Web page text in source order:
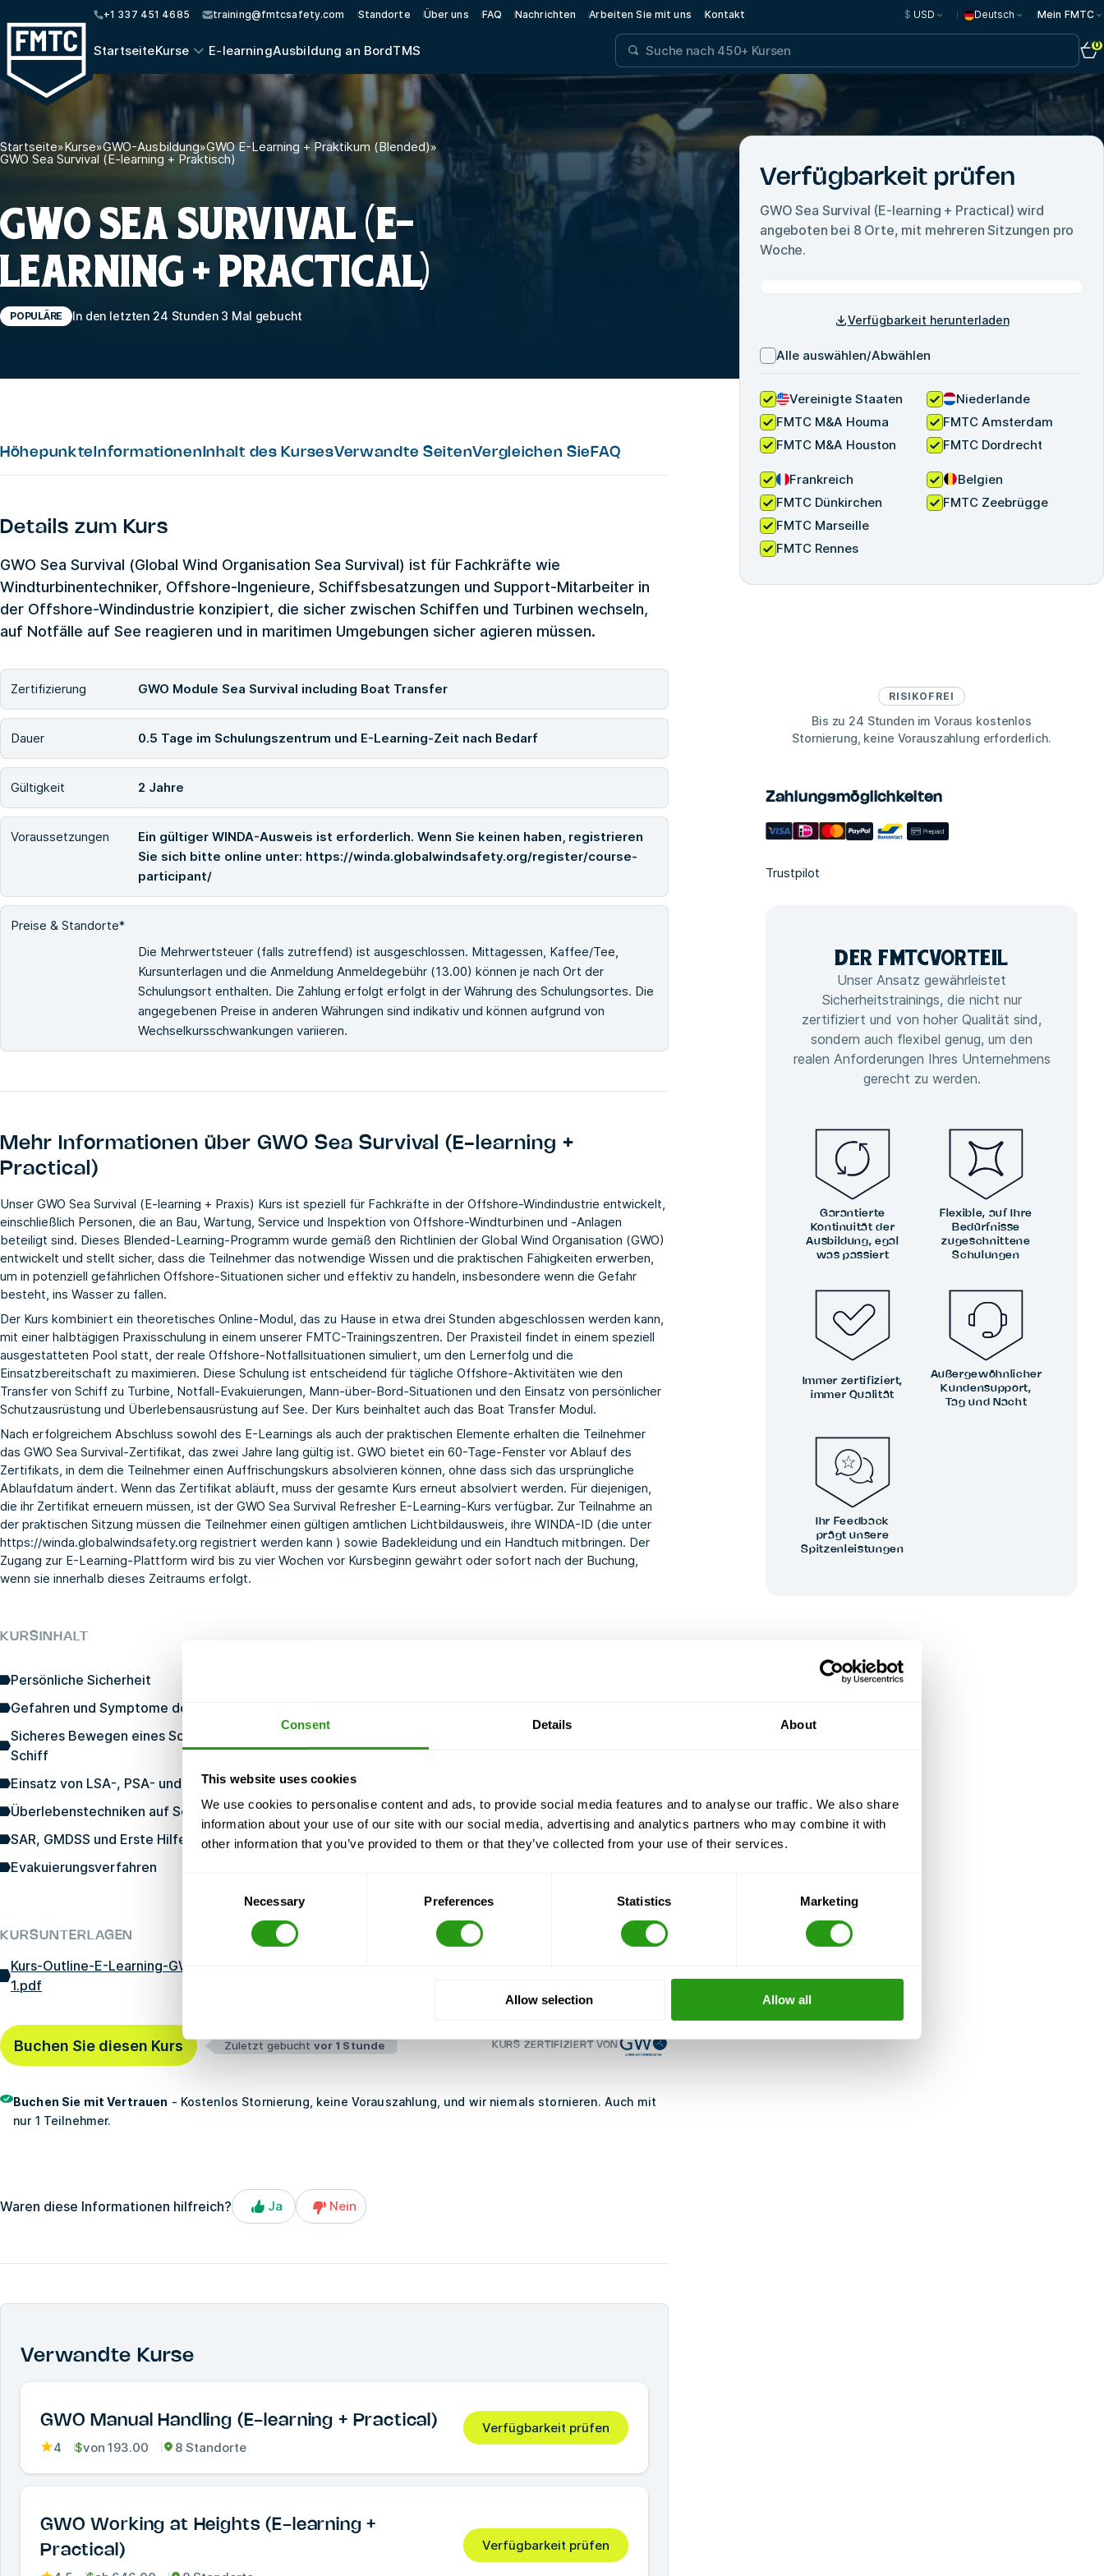
Consent Details About
This website uses cookies
We use cookies to personalise content and ads, to provide social media features and to analyse our traffic. We also share
information about your use of our site with our social media, advertising and analytics partners who may combine it with
other information that you’ve provided to them or that they’ve collected from your use of their services.
Necessary Preferences Statistics Marketing
Allow selection Allow all
+1 337 451 4685 training@fmtcsafety.com Standorte Über uns FAQ Nachrichten Arbeiten Sie mit uns Kontakt $ USD Deutsch Mein FMTC
StartseiteKurse E-learningAusbildung an BordTMS 0
Startseite»Kurse»GWO-Ausbildung»GWO E-Learning + Praktikum (Blended)»
GWO Sea Survival (E-learning + Praktisch)
GWO SEA SURVIVAL (E-
LEARNING + PRACTICAL)
POPULÄRE In den letzten 24 Stunden 3 Mal gebucht
Höhepunkte Informationen Inhalt des KursesVerwandte SeitenVergleichen Sie FAQ
Details zum Kurs
GWO Sea Survival (Global Wind Organisation Sea Survival) ist für Fachkräfte wie
Windturbinentechniker, Offshore-Ingenieure, Schiffsbesatzungen und Support-Mitarbeiter in
der Offshore-Windindustrie konzipiert, die sicher zwischen Schiffen und Turbinen wechseln,
auf Notfälle auf See reagieren und in maritimen Umgebungen sicher agieren müssen.
Zertifizierung GWO Module Sea Survival including Boat Transfer
Dauer 0.5 Tage im Schulungszentrum und E-Learning-Zeit nach Bedarf
Gültigkeit 2 Jahre
Voraussetzungen
Ein gültiger WINDA-Ausweis ist erforderlich. Wenn Sie keinen haben, registrieren
Sie sich bitte online unter: https://winda.globalwindsafety.org/register/course-
participant/
Preise & Standorte*
Die Mehrwertsteuer (falls zutreffend) ist ausgeschlossen. Mittagessen, Kaffee/Tee,
Kursunterlagen und die Anmeldung Anmeldegebühr (13.00) können je nach Ort der
Schulungsort enthalten. Die Zahlung erfolgt erfolgt in der Währung des Schulungsortes. Die
angegebenen Preise in anderen Währungen sind indikativ und können aufgrund von
Wechselkursschwankungen variieren.
Mehr Informationen überGWO Sea Survival (E-learning +
Practical)
Unser GWO Sea Survival (E-learning + Praxis) Kurs ist speziell für Fachkräfte in der Offshore-Windindustrie entwickelt,
einschließlich Personen, die an Bau, Wartung, Service und Inspektion von Offshore-Windturbinen und -Anlagen
beteiligt sind. Dieses Blended-Learning-Programm wurde gemäß den Richtlinien der Global Wind Organisation (GWO)
entwickelt und stellt sicher, dass die Teilnehmer das notwendige Wissen und die praktischen Fähigkeiten erwerben,
um in potenziell gefährlichen Offshore-Situationen sicher und effektiv zu handeln, insbesondere wenn die Gefahr
besteht, ins Wasser zu fallen.
Der Kurs kombiniert ein theoretisches Online-Modul, das zu Hause in etwa drei Stunden abgeschlossen werden kann,
mit einer halbtägigen Praxisschulung in einem unserer FMTC-Trainingszentren. Der Praxisteil findet in einem speziell
ausgestatteten Pool statt, der reale Offshore-Notfallsituationen simuliert, um den Lernerfolg und die
Einsatzbereitschaft zu maximieren. Diese Schulung ist entscheidend für tägliche Offshore-Aktivitäten wie den
Transfer von Schiff zu Turbine, Notfall-Evakuierungen, Mann-über-Bord-Situationen und den Einsatz von persönlicher
Schutzausrüstung und Überlebensausrüstung auf See. Der Kurs beinhaltet auch das Boat Transfer Modul.
Nach erfolgreichem Abschluss sowohl des E-Learnings als auch der praktischen Elemente erhalten die Teilnehmer
das GWO Sea Survival-Zertifikat, das zwei Jahre lang gültig ist. GWO bietet ein 60-Tage-Fenster vor Ablauf des
Zertifikats, in dem die Teilnehmer einen Auffrischungskurs absolvieren können, ohne dass sich das ursprüngliche
Ablaufdatum ändert. Wenn das Zertifikat abläuft, muss der gesamte Kurs erneut absolviert werden. Für diejenigen,
die ihr Zertifikat erneuern müssen, ist der GWO Sea Survival Refresher E-Learning-Kurs verfügbar. Zur Teilnahme an
der praktischen Sitzung müssen die Teilnehmer einen gültigen amtlichen Lichtbildausweis, ihre WINDA-ID (die unter
https://winda.globalwindsafety.org registriert werden kann ) sowie Badekleidung und ein Handtuch mitbringen. Der
Zugang zur E-Learning-Plattform wird bis zu vier Wochen vor Kursbeginn gewährt oder sofort nach der Buchung,
wenn sie innerhalb dieses Zeitraums erfolgt.
KURSINHALT
Persönliche Sicherheit
Gefahren und Symptome des Ertrinkens und der Unterkühlung
Sicheres Bewegen eines Schiffs zum Dock, von Schiff zu Plattform und von Schiff zu
Schiff
Einsatz von LSA-, PSA- und PFPE-Ausrüstung und deren Vorteile/Grenzen
Überlebenstechniken auf See
SAR, GMDSS und Erste Hilfe im Falle eines Mannes über Bord
Evakuierungsverfahren
KURSUNTERLAGEN
Kurs-Outline-E-Learning-GWO-Seeüberleben-E-Lernen-mit-Praxis-10-22-24-JP-
1.pdf
Buchen Sie diesen Kurs Zuletzt gebucht vor 1 Stunde KURS ZERTIFIZIERT VON
Buchen Sie mit Vertrauen - Kostenlos Stornierung, keine Vorauszahlung, und wir niemals stornieren. Auch mit
nur 1 Teilnehmer.
Waren diese Informationen hilfreich? Ja Nein
Verwandte Kurse
GWO Manual Handling (E-learning + Practical)
4 $von 193.00 8 Standorte
Verfügbarkeit prüfen
GWO Working at Heights (E-learning +
Practical)
Verfügbarkeit prüfen
Verfügbarkeit prüfen
GWO Sea Survival (E-learning + Practical) wird
angeboten bei 8 Orte, mit mehreren Sitzungen pro
Woche.
Verfügbarkeit herunterladen
Alle auswählen/Abwählen
Vereinigte Staaten
FMTC M&A Houma
FMTC M&A Houston
Niederlande
FMTC Amsterdam
FMTC Dordrecht
Frankreich
FMTC Dünkirchen
FMTC Marseille
FMTC Rennes
Belgien
FMTC Zeebrügge
RISIKOFREI
Bis zu 24 Stunden im Voraus kostenlos
Stornierung, keine Vorauszahlung erforderlich.
Zahlungsmöglichkeiten
Trustpilot
DER FMTCVORTEIL
Unser Ansatz gewährleistet
Sicherheitstrainings, die nicht nur
zertifiziert und von hoher Qualität sind,
sondern auch flexibel genug, um den
realen Anforderungen Ihres Unternehmens
gerecht zu werden.
Garantierte
Kontinuität der
Ausbildung, egal
was passiert
Flexible, auf Ihre
Bedürfnisse
zugeschnittene
Schulungen
Immer zertifiziert,
immer Qualität
Außergewöhnlicher
Kundensupport,
Tag und Nacht
Ihr Feedback
prägt unsere
Spitzenleistungen